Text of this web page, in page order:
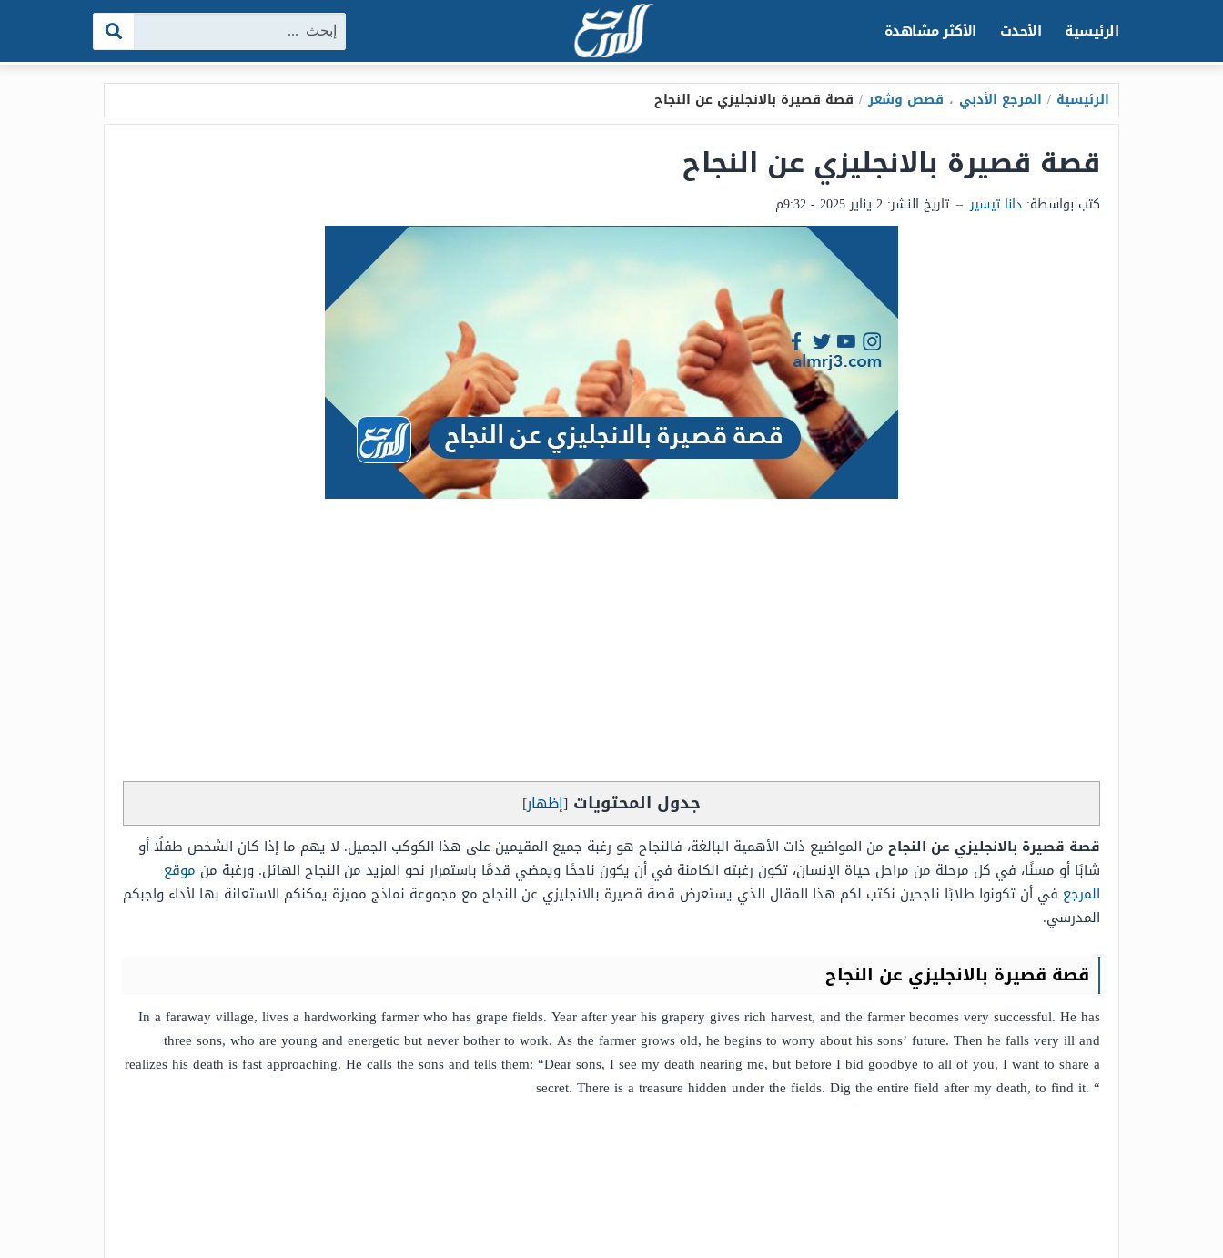
الرئيسية الأحدث الأكثر مشاهدة البحث:
الرئيسية / المرجع الأدبي ، قصص وشعر / قصة قصيرة بالانجليزي عن النجاح
قصة قصيرة بالانجليزي عن النجاح
كتب بواسطة: دانا تيسير – تاريخ النشر: 2 يناير 2025 - 9:32م
جدول المحتويات [إظهار]
قصة قصيرة بالانجليزي عن النجاح من المواضيع ذات الأهمية البالغة، فالنجاح هو رغبة جميع المقيمين على هذا الكوكب الجميل. لا يهم ما إذا كان الشخص طفلًا أو
شابًا أو مسنًا، في كل مرحلة من مراحل حياة الإنسان، تكون رغبته الكامنة في أن يكون ناجحًا ويمضي قدمًا باستمرار نحو المزيد من النجاح الهائل. ورغبة من موقع
المرجع في أن تكونوا طلابًا ناجحين نكتب لكم هذا المقال الذي يستعرض قصة قصيرة بالانجليزي عن النجاح مع مجموعة نماذج مميزة يمكنكم الاستعانة بها لأداء واجبكم
المدرسي.
قصة قصيرة بالانجليزي عن النجاح
In a faraway village, lives a hardworking farmer who has grape fields. Year after year his grapery gives rich harvest, and the farmer becomes very successful. He has
three sons, who are young and energetic but never bother to work. As the farmer grows old, he begins to worry about his sons’ future. Then he falls very ill and
realizes his death is fast approaching. He calls the sons and tells them: “Dear sons, I see my death nearing me, but before I bid goodbye to all of you, I want to share a
secret. There is a treasure hidden under the fields. Dig the entire field after my death, to find it. “